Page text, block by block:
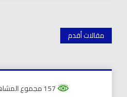
تصفّح
المقالات
مقالات أقدم